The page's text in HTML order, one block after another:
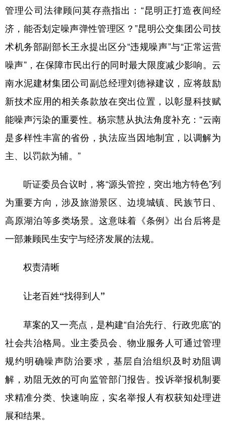
管理公司法律顾问莫存燕指出：“昆明正打造夜间经
济，能否划定噪声弹性管理区？”昆明公交集团公司技
术机务部副部长王永提出区分“违规噪声”与“正常运营
噪声”，在保障市民出行的同时最大限度减少影响。云
南水泥建材集团公司副总经理刘德禄建议，应将鼓励
新技术应用的相关条款放在突出位置，以彰显科技赋
能噪声污染的重要性。杨宗慧从执法角度补充：“云南
是多样性丰富的省份，执法应当因地制宜，以调解为
主、以罚款为辅。”
听证委员合议时，将“源头管控，突出地方特色”列
为重要方向，涉及旅游景区、边境城镇、民族节日、
高原湖泊等多类场景。这意味着《条例》出台后将是
一部兼顾民生安宁与经济发展的法规。
权责清晰
让老百姓“找得到人”
草案的又一亮点，是构建“自治先行、行政兜底”的
社会共治格局。业主委员会、物业服务人可通过管理
规约明确噪声防治要求，基层自治组织及时劝阻调
解，劝阻无效的可向监管部门报告。投诉举报机制要
求精准分类、快速响应，实名举报人有权获知处理进
展和结果。